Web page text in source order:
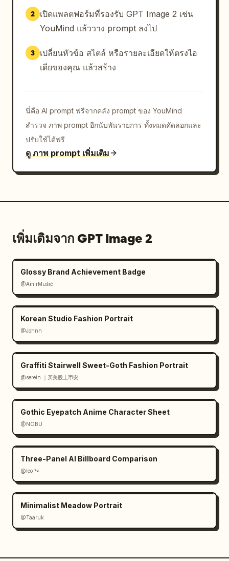
2
เปิดแพลตฟอร์มที่รองรับ GPT Image 2 เช่น
YouMind แล้ววาง prompt ลงไป
3
เปลี่ยนหัวข้อ สไตล์ หรือรายละเอียดให้ตรงไอ
เดียของคุณ แล้วสร้าง
นี่คือ AI prompt ฟรีจากคลัง prompt ของ YouMind
สำรวจ ภาพ prompt อีกนับพันรายการ ทั้งหมดคัดลอกและ
ปรับใช้ได้ฟรี
ดู ภาพ prompt เพิ่มเติม
เพิ่มเติมจาก GPT Image 2
Glossy Brand Achievement Badge
@AmirMušić
Korean Studio Fashion Portrait
@Johnn
Graffiti Stairwell Sweet-Goth Fashion Portrait
@serein ｜买美股上币安
Gothic Eyepatch Anime Character Sheet
@NOBU
Three-Panel AI Billboard Comparison
@leo 🐾
Minimalist Meadow Portrait
@Taaruk